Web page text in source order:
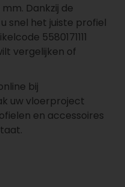
Dankzij de
snel het juiste profiel
5580171111
vergelijken of
bij
uw vloerproject
en accessoires